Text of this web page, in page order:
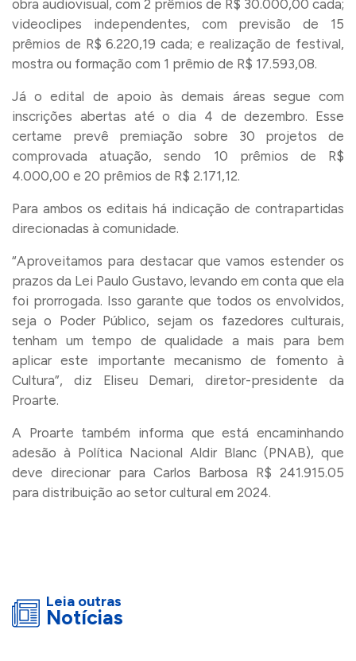
obra audiovisual, com 2 prêmios de R$ 30.000,00 cada;
videoclipes independentes, com previsão de 15
prêmios de R$ 6.220,19 cada; e realização de festival,
mostra ou formação com 1 prêmio de R$ 17.593,08.
Já o edital de apoio às demais áreas segue com
inscrições abertas até o dia 4 de dezembro. Esse
certame prevê premiação sobre 30 projetos de
comprovada atuação, sendo 10 prêmios de R$
4.000,00 e 20 prêmios de R$ 2.171,12.
Para ambos os editais há indicação de contrapartidas
direcionadas à comunidade.
“Aproveitamos para destacar que vamos estender os
prazos da Lei Paulo Gustavo, levando em conta que ela
foi prorrogada. Isso garante que todos os envolvidos,
seja o Poder Público, sejam os fazedores culturais,
tenham um tempo de qualidade a mais para bem
aplicar este importante mecanismo de fomento à
Cultura”, diz Eliseu Demari, diretor-presidente da
Proarte.
A Proarte também informa que está encaminhando
adesão à Política Nacional Aldir Blanc (PNAB), que
deve direcionar para Carlos Barbosa R$ 241.915.05
para distribuição ao setor cultural em 2024.
Leia outras
Notícias